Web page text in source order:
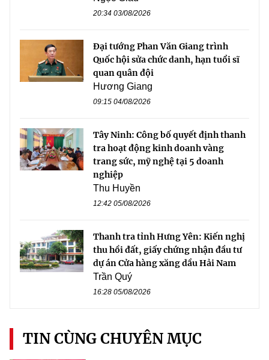
20:34 03/08/2026
Đại tướng Phan Văn Giang trình
Quốc hội sửa chức danh, hạn tuổi sĩ
quan quân đội
Hương Giang
09:15 04/08/2026
Tây Ninh: Công bố quyết định thanh
tra hoạt động kinh doanh vàng
trang sức, mỹ nghệ tại 5 doanh
nghiệp
Thu Huyền
12:42 05/08/2026
Thanh tra tỉnh Hưng Yên: Kiến nghị
thu hồi đất, giấy chứng nhận đầu tư
dự án Cửa hàng xăng dầu Hải Nam
Trần Quý
16:28 05/08/2026
TIN CÙNG CHUYÊN MỤC